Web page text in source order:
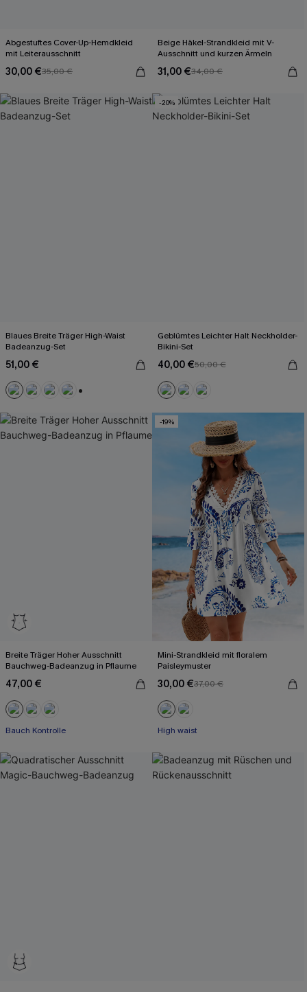
Abgestuftes Cover-Up-Hemdkleid
mit Leiterausschnitt
30,00 €35,00 €
Beige Häkel-Strandkleid mit V-
Ausschnitt und kurzen Ärmeln
31,00 €34,00 €
Blaues Breite Träger High-Waist
Badeanzug-Set
51,00 €
-20%
Geblümtes Leichter Halt Neckholder-
Bikini-Set
40,00 €50,00 €
Breite Träger Hoher Ausschnitt
Bauchweg-Badeanzug in Pflaume
47,00 €
Bauch Kontrolle
-19%
Mini-Strandkleid mit floralem
Paisleymuster
30,00 €37,00 €
High waist